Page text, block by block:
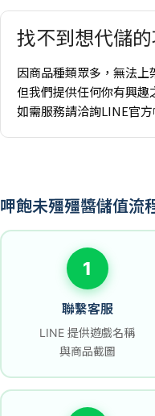
找不到想代儲
因商品種類眾多，無法上
但我們提供任何你有興趣
如需服務請洽詢LINE官方
呷飽未殭殭醬儲值流
1
聯繫客服
LINE 提供遊戲名稱
與商品截圖